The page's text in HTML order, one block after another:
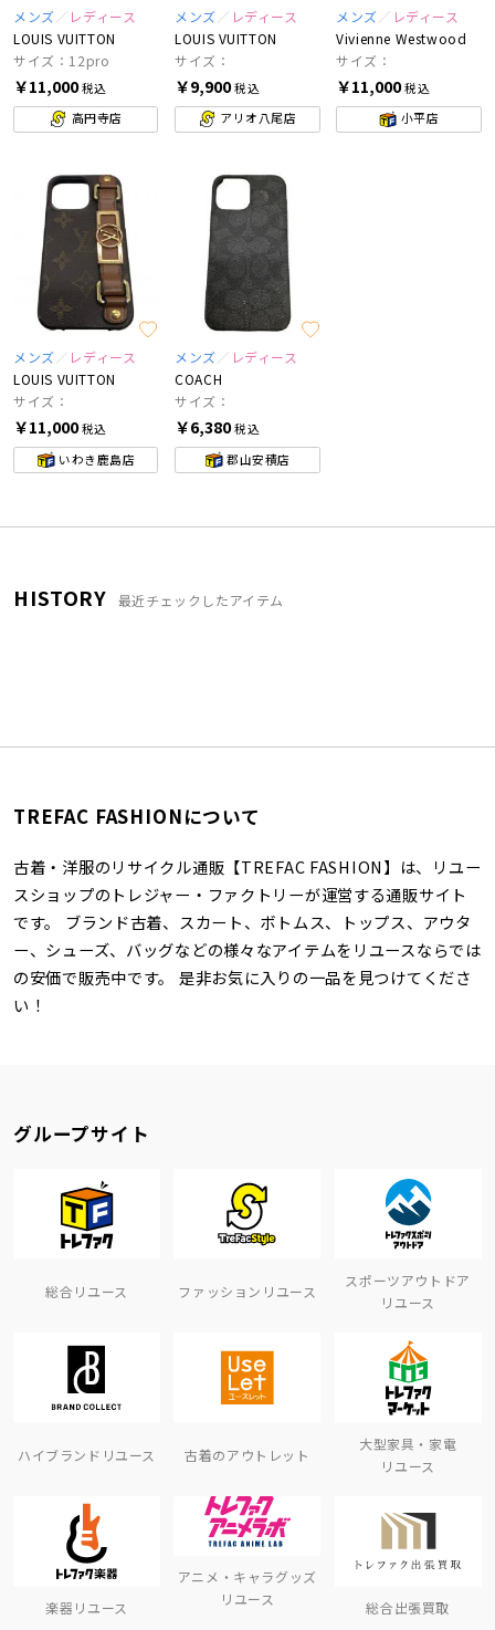
メンズ
レディース
LOUIS VUITTON
サイズ：12pro
￥11,000税込
高円寺店
メンズ
レディース
LOUIS VUITTON
サイズ：
￥9,900税込
アリオ八尾店
メンズ
レディース
Vivienne Westwood
サイズ：
￥11,000税込
小平店
メンズ
レディース
LOUIS VUITTON
サイズ：
￥11,000税込
いわき鹿島店
メンズ
レディース
COACH
サイズ：
￥6,380税込
郡山安積店
HISTORY 最近チェックしたアイテム
TREFAC FASHIONについて
古着・洋服のリサイクル通販【TREFAC FASHION】は、リユー
スショップのトレジャー・ファクトリーが運営する通販サイト
です。 ブランド古着、スカート、ボトムス、トップス、アウタ
ー、シューズ、バッグなどの様々なアイテムをリユースならでは
の安価で販売中です。 是非お気に入りの一品を見つけてくださ
い！
グループサイト
総合リユース ファッションリユース
スポーツアウトドア
リユース
ハイブランドリユース 古着のアウトレット
大型家具・家電
リユース
楽器リユース
アニメ・キャラグッズ
リユース
総合出張買取